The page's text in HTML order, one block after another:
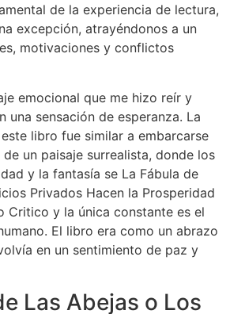
de la experiencia de lectura,
excepción, atrayéndonos a un
motivaciones y conflictos
emocional que me hizo reír y
una sensación de esperanza. La
libro fue similar a embarcarse
un paisaje surrealista, donde los
y la fantasía se La Fábula de
Privados Hacen la Prosperidad
Critico y la única constante es el
El libro era como un abrazo
en un sentimiento de paz y
Las Abejas o Los